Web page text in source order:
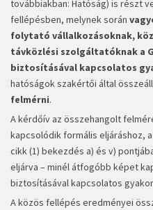
továbbiakban: Hatóság) is részt
fellépésben, melynek során
folytató vállalkozásoknak,
távközlési szolgáltatóknak a
biztosításával kapcsolatos
hatóságok szakértői által
felmérni.
A kérdőív az összehangolt
kapcsolódik formális eljáráshoz, a
cikk (1) bekezdés a) és v)
eljárva – minél átfogóbb képet
biztosításával kapcsolatos
A közös fellépés eredményei